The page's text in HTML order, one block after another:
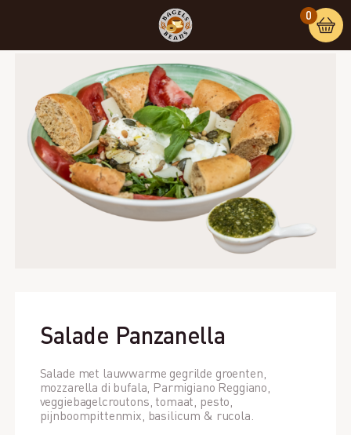
0
/ Salade Panzanella
Salade Panzanella
Salade met lauwwarme gegrilde groenten,
mozzarella di bufala, Parmigiano Reggiano,
veggiebagelcroutons, tomaat, pesto,
pijnboompittenmix, basilicum & rucola.